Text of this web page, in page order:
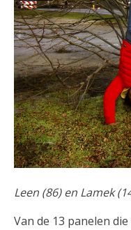
Leen (86) en Lamek
Van de 13 panelen